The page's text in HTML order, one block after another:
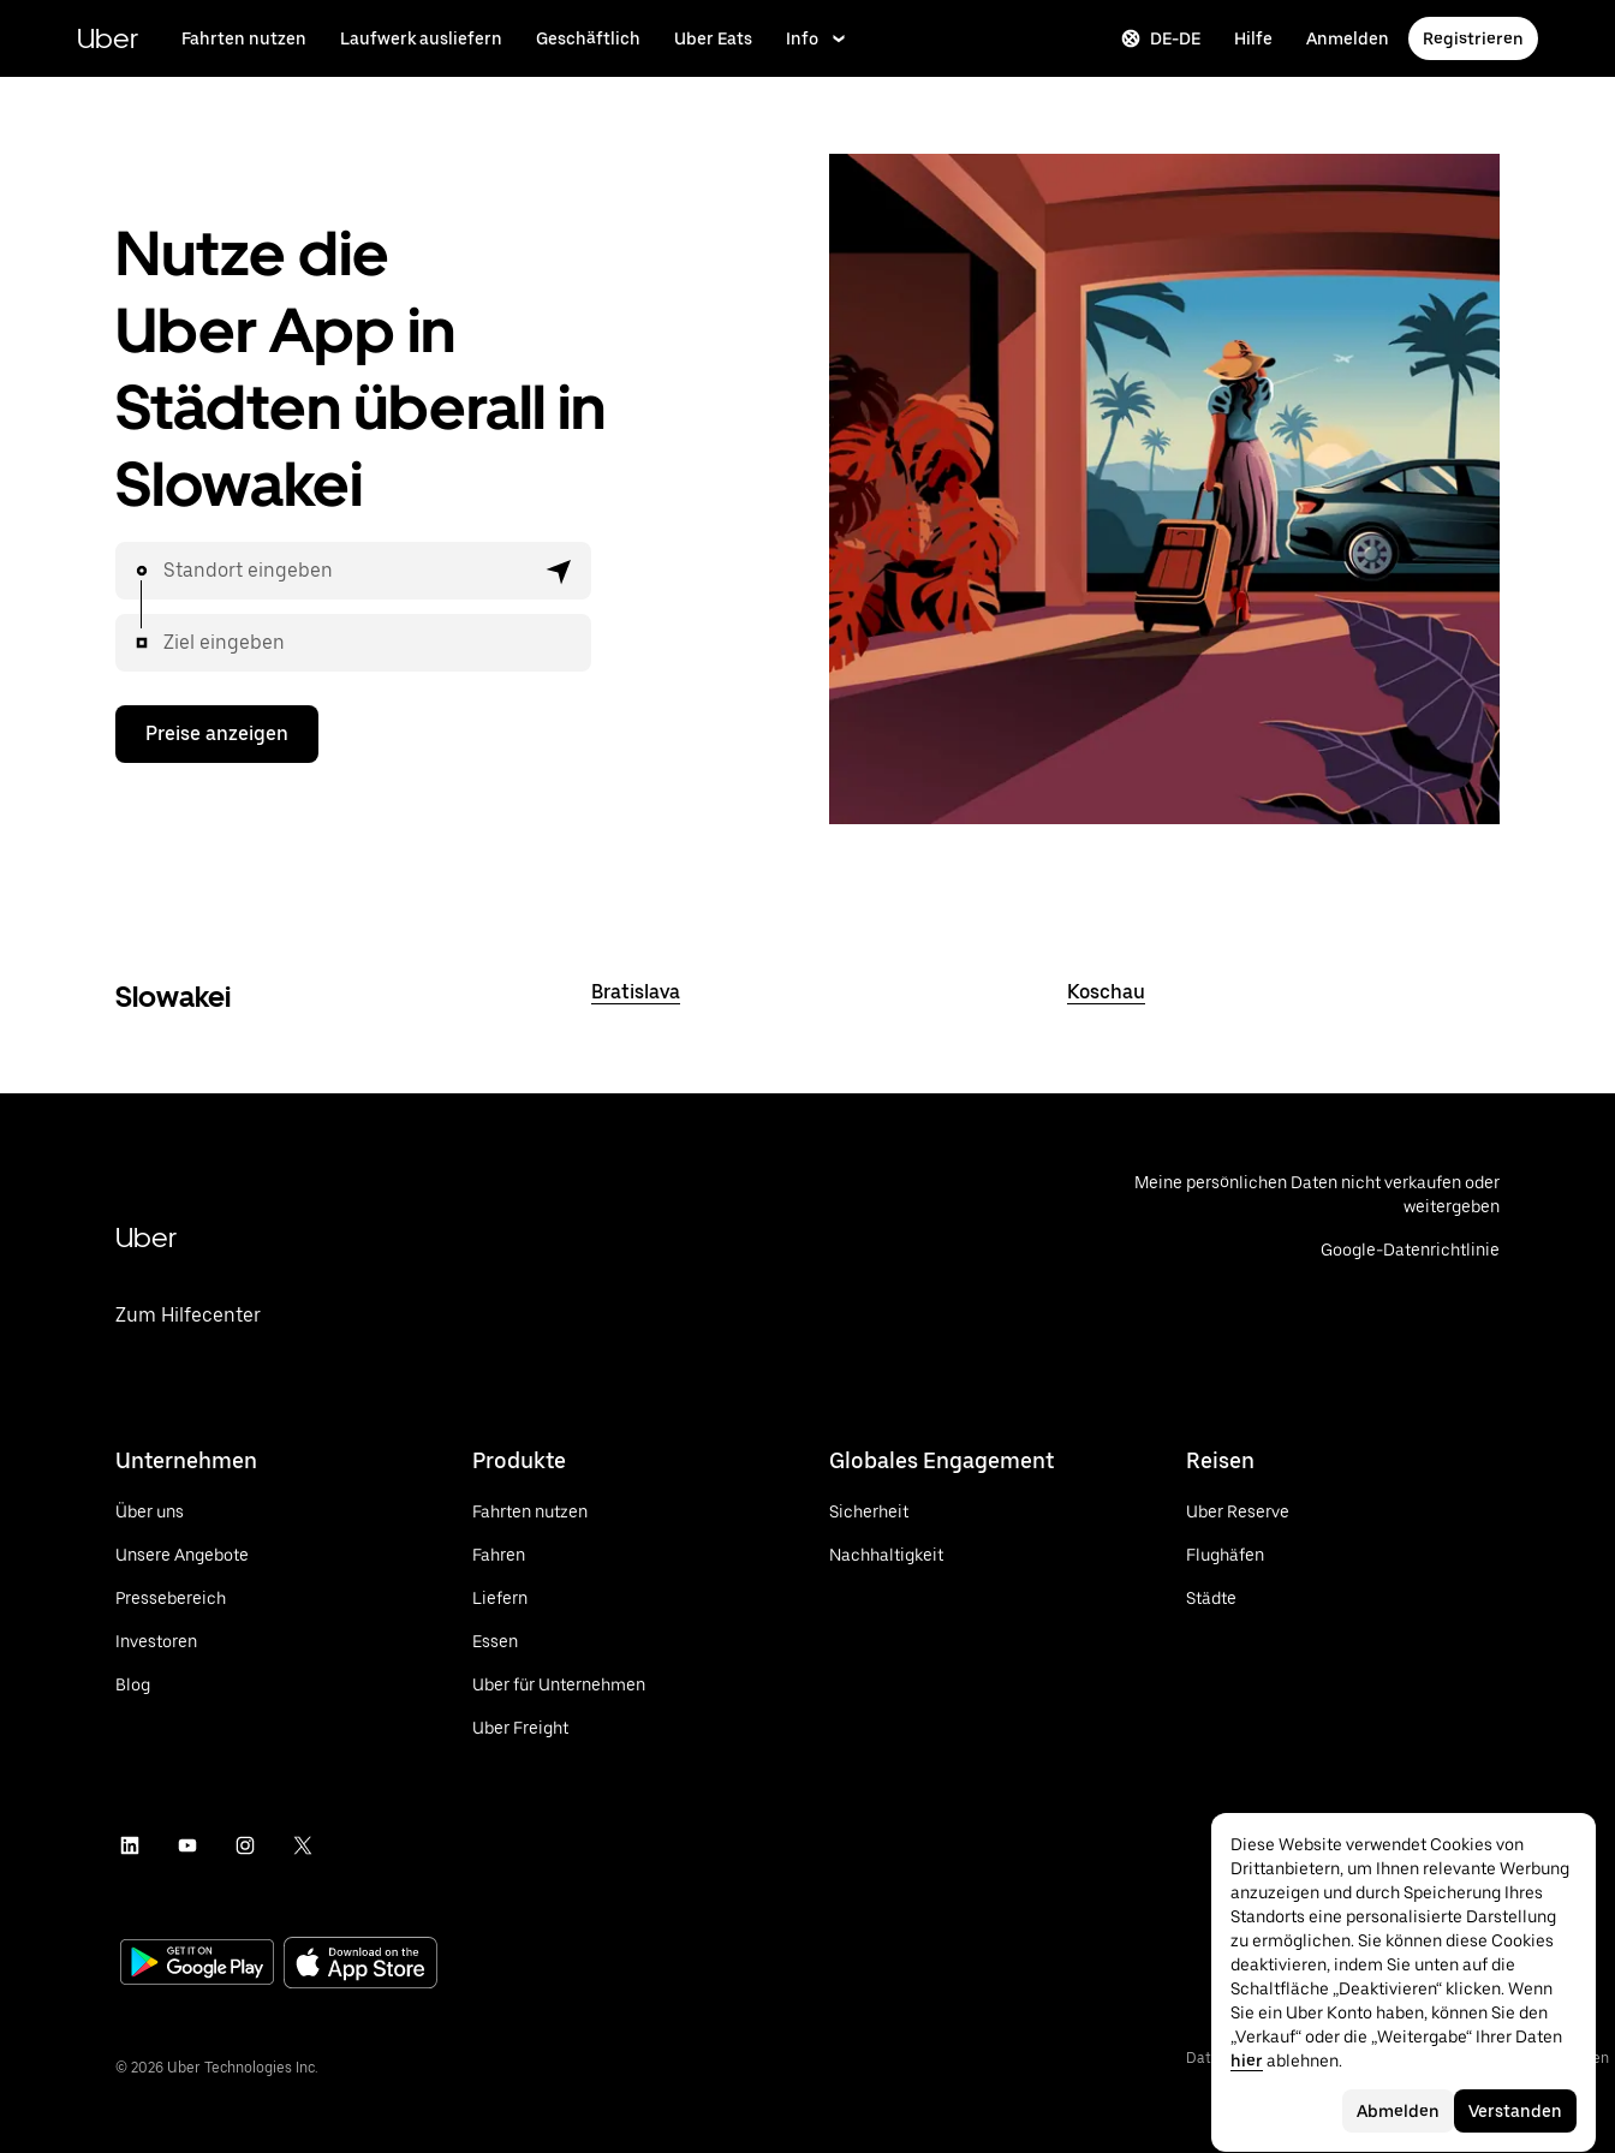
HauptinhaltUber Fahrten nutzen Laufwerk ausliefern Geschäftlich Uber Eats Info DE-DE Hilfe Anmelden Registrieren
Nutze die
Uber App in
Städten überall in
Slowakei
Standort eingeben
Ziel eingeben
Preise anzeigen
Slowakei Bratislava Koschau
Uber
Zum Hilfecenter
Meine persönlichen Daten nicht verkaufen oder
weitergeben
Google-Datenrichtlinie
Unternehmen
Über uns
Unsere Angebote
Pressebereich
Investoren
Blog
Produkte
Fahrten nutzen
Fahren
Liefern
Essen
Uber für Unternehmen
Uber Freight
Globales Engagement
Sicherheit
Nachhaltigkeit
Reisen
Uber Reserve
Flughäfen
Städte
© 2026 Uber Technologies Inc.
Datenschutz Barrierefreiheit Nutzungsbedingungen
Diese Website verwendet Cookies von
Drittanbietern, um Ihnen relevante Werbung
anzuzeigen und durch Speicherung Ihres
Standorts eine personalisierte Darstellung
zu ermöglichen. Sie können diese Cookies
deaktivieren, indem Sie unten auf die
Schaltfläche „Deaktivieren“ klicken. Wenn
Sie ein Uber Konto haben, können Sie den
„Verkauf“ oder die „Weitergabe“ Ihrer Daten
hierablehnen.
Abmelden Verstanden